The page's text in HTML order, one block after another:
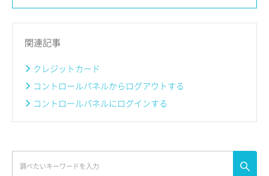
関連記事
クレジットカード
コントロールパネルからログアウトする
コントロールパネルにログインする